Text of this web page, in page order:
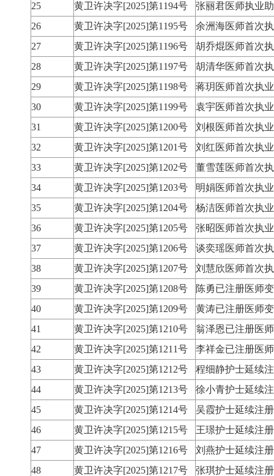
25
黄卫许决字[2025]第1194号
张丽君医师执业
26
黄卫许决字[2025]第1195号
余洲海医师首次
27
黄卫许决字[2025]第1196号
胡乔焜医师首次
28
黄卫许决字[2025]第1197号
胡清华医师首次
29
黄卫许决字[2025]第1198号
蒋玥医师首次执
30
黄卫许决字[2025]第1199号
袁宇医师首次执
31
黄卫许决字[2025]第1200号
刘根医师首次执
32
黄卫许决字[2025]第1201号
刘红医师首次执
33
黄卫许决字[2025]第1202号
董雪莲医师首次
34
黄卫许决字[2025]第1203号
明娟医师首次执
35
黄卫许决字[2025]第1204号
杨洁医师首次执
36
黄卫许决字[2025]第1205号
张昭医师首次执
37
黄卫许决字[2025]第1206号
谈奕瑶医师首次
38
黄卫许决字[2025]第1207号
刘慧欣医师首次
39
黄卫许决字[2025]第1208号
陈勇已注册医师
40
黄卫许决字[2025]第1209号
黄涛已注册医师
41
黄卫许决字[2025]第1210号
翁泽恩已注册医
42
黄卫许决字[2025]第1211号
李祥金已注册医
43
黄卫许决字[2025]第1212号
程细静护士延续
44
黄卫许决字[2025]第1213号
徐小青护士延续
45
黄卫许决字[2025]第1214号
吴霞护士延续注册
46
黄卫许决字[2025]第1215号
王璟护士延续注册
47
黄卫许决字[2025]第1216号
刘燕护士延续注册
48
黄卫许决字[2025]第1217号
张琪护士延续注册